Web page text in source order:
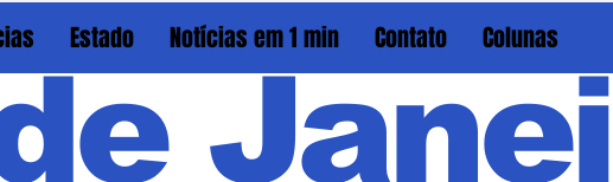
Estado Notícias em 1 min Contato Colunas